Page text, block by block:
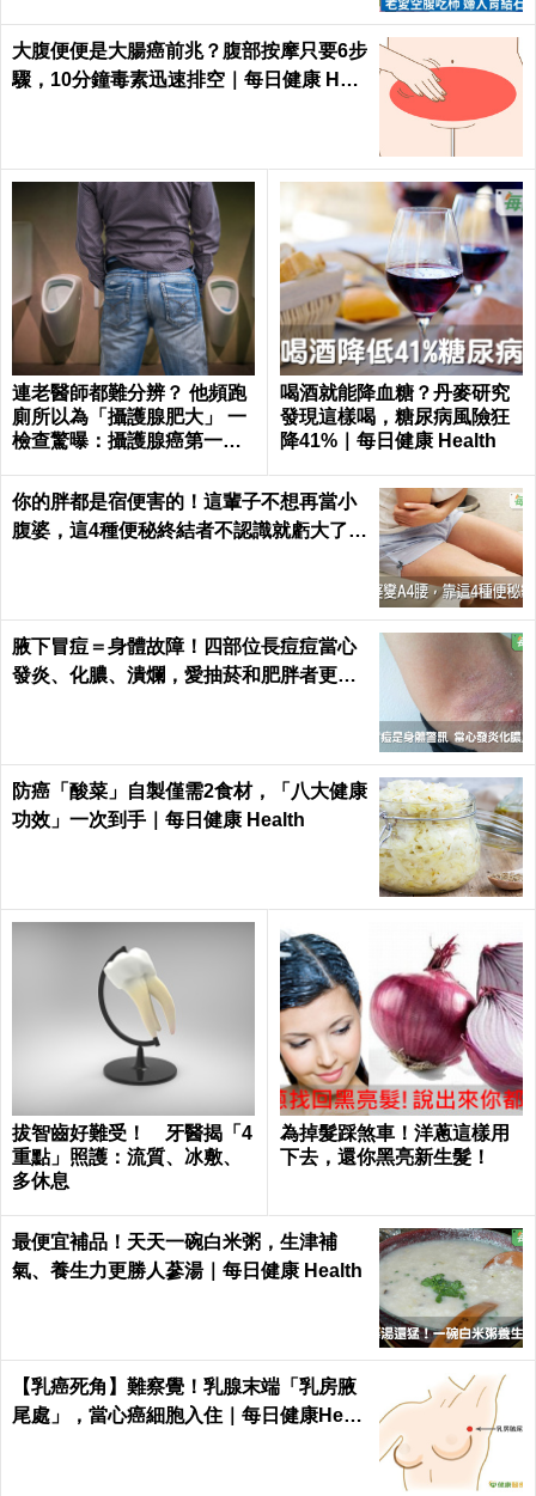
大腹便便是大腸癌前兆？腹部按摩只要6步
驟，10分鐘毒素迅速排空｜每日健康 Heal
連老醫師都難分辨？ 他頻跑
廁所以為「攝護腺肥大」 一
檢查驚曝：攝護腺癌第一期
喝酒就能降血糖？丹麥研究
發現這樣喝，糖尿病風險狂
降41%｜每日健康 Health
你的胖都是宿便害的！這輩子不想再當小
腹婆，這4種便秘終結者不認識就虧大了｜
腋下冒痘＝身體故障！四部位長痘痘當心
發炎、化膿、潰爛，愛抽菸和肥胖者更要
防癌「酸菜」自製僅需2食材，「八大健康
功效」一次到手｜每日健康 Health
拔智齒好難受！ 牙醫揭「4
重點」照護：流質、冰敷、
多休息
為掉髮踩煞車！洋蔥這樣用
下去，還你黑亮新生髮！
最便宜補品！天天一碗白米粥，生津補
氣、養生力更勝人蔘湯｜每日健康 Health
【乳癌死角】難察覺！乳腺末端「乳房腋
尾處」，當心癌細胞入住｜每日健康Healt